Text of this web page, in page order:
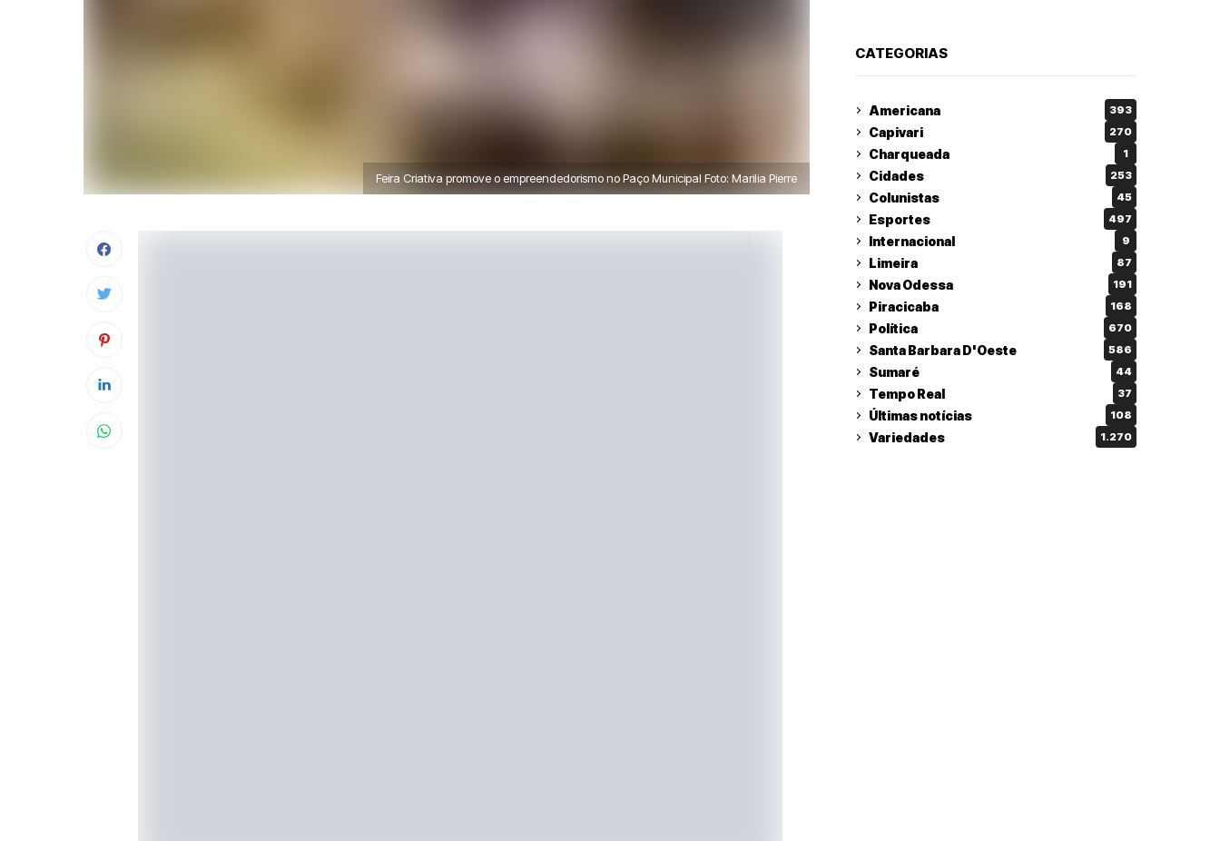
Feira Criativa promove o empreendedorismo no Paço Municipal Foto: Marilia Pierre
CATEGORIAS
Americana 393
Capivari 270
Charqueada 1
Cidades 253
Colunistas 45
Esportes 497
Internacional 9
Limeira 87
Nova Odessa 191
Piracicaba 168
Política 670
Santa Barbara D'Oeste 586
Sumaré 44
Tempo Real 37
Últimas notícias 108
Variedades 1.270